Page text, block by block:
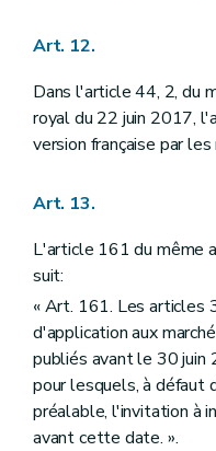
Art. 12.
Dans l'article 44, 2, du
royal du 22 juin 2017,
version française par
Art. 13.
L'article 161 du même
suit:
« Art. 161. Les
d'application aux
publiés avant le 30 juin
pour lesquels, à défaut
préalable, l'invitation à
avant cette date. ».